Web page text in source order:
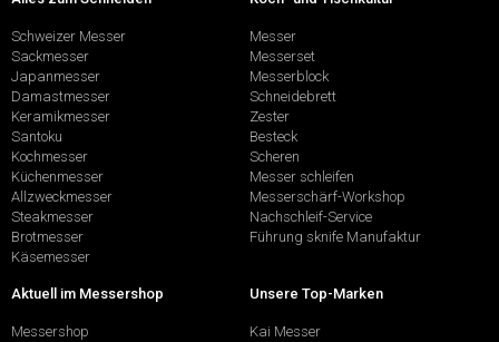
Schweizer Messer
Sackmesser
Japanmesser
Damastmesser
Keramikmesser
Santoku
Kochmesser
Küchenmesser
Allzweckmesser
Steakmesser
Brotmesser
Käsemesser
Messer
Messerset
Messerblock
Schneidebrett
Zester
Besteck
Scheren
Messer schleifen
Messerschärf-Workshop
Nachschleif-Service
Führung sknife Manufaktur
Aktuell im Messershop
Messershop
Unsere Top-Marken
Kai Messer